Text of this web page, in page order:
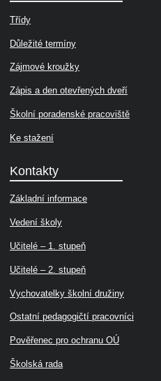
Třídy
Důležité termíny
Zájmové kroužky
Zápis a den otevřených dveří
Školní poradenské pracoviště
Ke stažení
Kontakty
Základní informace
Vedení školy
Učitelé – 1. stupeň
Učitelé – 2. stupeň
Vychovatelky školní družiny
Ostatní pedagogičtí pracovníci
Pověřenec pro ochranu OÚ
Školská rada